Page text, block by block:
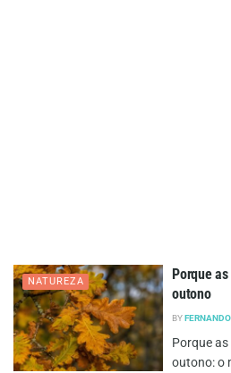
NATUREZA
Porque
outono
BY
Porque
outono: o